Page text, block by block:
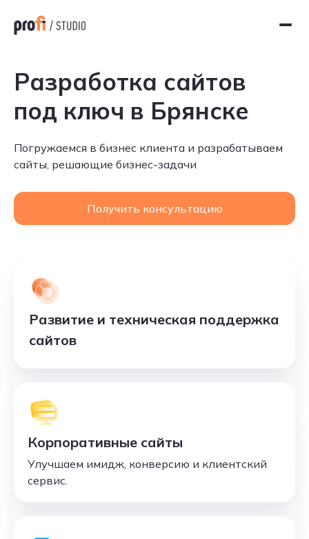
Разработка сайтов
под ключ в Брянске
Погружаемся в бизнес клиента и разрабатываем
сайты, решающие бизнес-задачи
Получить консультацию
Развитие и техническая поддержка
сайтов
Корпоративные сайты
Улучшаем имидж, конверсию и клиентский
сервис.